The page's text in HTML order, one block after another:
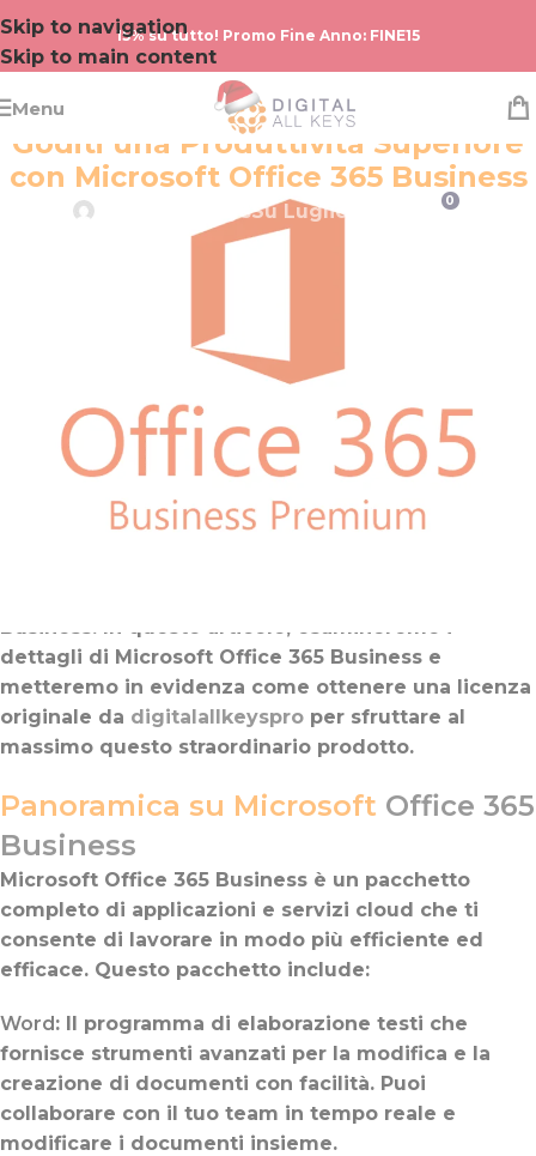
Skip to navigation
Skip to main content
15% su tutto! Promo Fine Anno: FINE15
Menu WINDOWS
Goditi una Produttività Superiore
con Microsoft Office 365 Business
Digital All KeysSu Luglio 18, 2024 0
Ottieni la Tua Licenza da
quotidiano per aziende e organizzazioni. Tra
questi strumenti, Microsoft Office 365 Business si
distingue come una soluzione completa e
integrata che offre una vasta gamma di
applicazioni e servizi per migliorare la produttività
e facilitare la collaborazione tra i team.
Acquistando una licenza originale dal
dettagli di Microsoft Office 365 Business e
metteremo in evidenza come ottenere una licenza
originale da digitalallkeyspro per sfruttare al
massimo questo straordinario prodotto.
Panoramica su Microsoft Office 365
Business
Microsoft Office 365 Business è un pacchetto
completo di applicazioni e servizi cloud che ti
consente di lavorare in modo più efficiente ed
efficace. Questo pacchetto include:
Word: Il programma di elaborazione testi che
fornisce strumenti avanzati per la modifica e la
creazione di documenti con facilità. Puoi
collaborare con il tuo team in tempo reale e
modificare i documenti insieme.